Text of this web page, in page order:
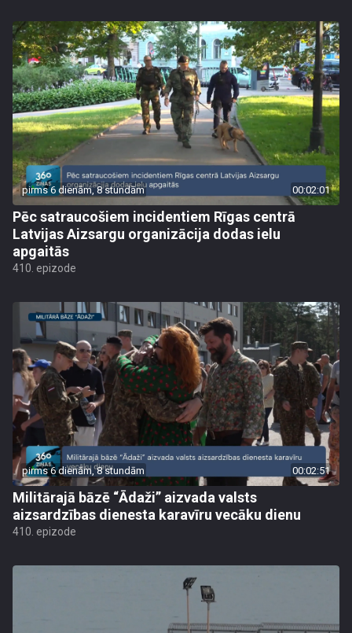
pirms 6 dienām, 8 stundām 00:02:01
Pēc satraucošiem incidentiem Rīgas centrā
Latvijas Aizsargu organizācija dodas ielu
apgaitās
410. epizode
pirms 6 dienām, 8 stundām 00:02:51
Militārajā bāzē “Ādaži” aizvada valsts
aizsardzības dienesta karavīru vecāku dienu
410. epizode